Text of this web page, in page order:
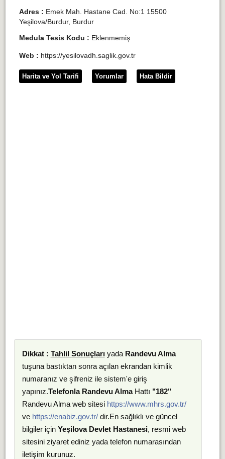
Adres : Emek Mah. Hastane Cad. No:1 15500
Yeşilova/Burdur, Burdur
Medula Tesis Kodu : Eklenmemiş
Web : https://yesilovadh.saglik.gov.tr
Harita ve Yol Tarifi Yorumlar Hata Bildir
Dikkat : Tahlil Sonuçlarıyada Randevu Alma
tuşuna bastıktan sonra açılan ekrandan kimlik
numaranız ve şifreniz ile sistem'e giriş
yapınız.Telefonla Randevu AlmaHattı "182"
Randevu Alma web sitesi https://www.mhrs.gov.tr/
ve https://enabiz.gov.tr/dir.En sağlıklı ve güncel
bilgiler için Yeşilova Devlet Hastanesi, resmi web
sitesini ziyaret ediniz yada telefon numarasından
iletişim kurunuz.